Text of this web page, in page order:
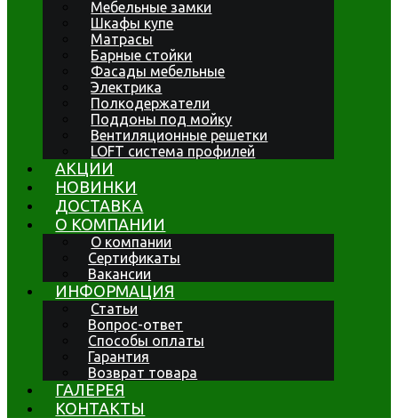
Мебельные замки
Шкафы купе
Матрасы
Барные стойки
Фасады мебельные
Электрика
Полкодержатели
Поддоны под мойку
Вентиляционные решетки
LOFT система профилей
АКЦИИ
НОВИНКИ
ДОСТАВКА
О КОМПАНИИ
О компании
Сертификаты
Вакансии
ИНФОРМАЦИЯ
Статьи
Вопрос-ответ
Способы оплаты
Гарантия
Возврат товара
ГАЛЕРЕЯ
КОНТАКТЫ